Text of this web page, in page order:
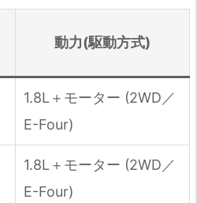
動力(駆動方式)
1.8L＋モーター (2WD／
E-Four)
1.8L＋モーター (2WD／
E-Four)